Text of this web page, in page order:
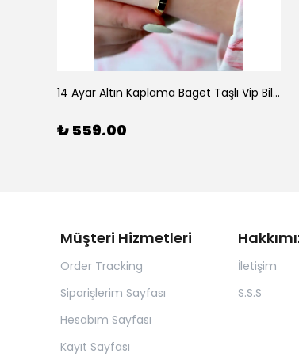
14 Ayar Altın Kaplama Baget Taşlı Vip Bileklik
₺ 559.00
Müşteri Hizmetleri
Order Tracking
Siparişlerim Sayfası
Hesabım Sayfası
Kayıt Sayfası
İletişim
S.S.S